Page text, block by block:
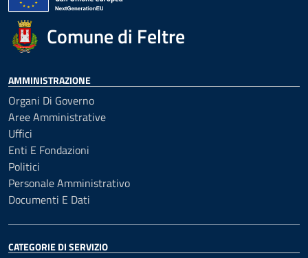
Comune di Feltre
AMMINISTRAZIONE
Organi Di Governo
Aree Amministrative
Uffici
Enti E Fondazioni
Politici
Personale Amministrativo
Documenti E Dati
CATEGORIE DI SERVIZIO